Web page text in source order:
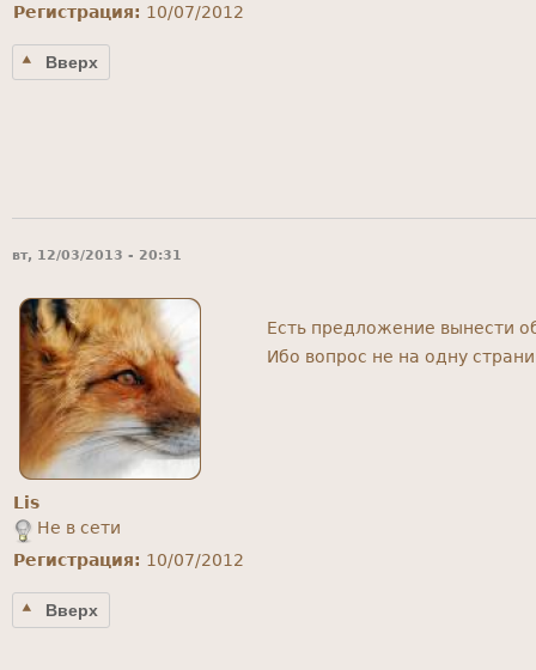
Регистрация: 10/07/2012
Вверх
вт, 12/03/2013 - 20:31
Lis
Не в сети
Регистрация: 10/07/2012
Есть предложение вынести
Ибо вопрос не на одну
Вверх